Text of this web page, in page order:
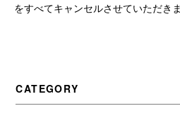
をすべてキャンセルさせていただきま
CATEGORY